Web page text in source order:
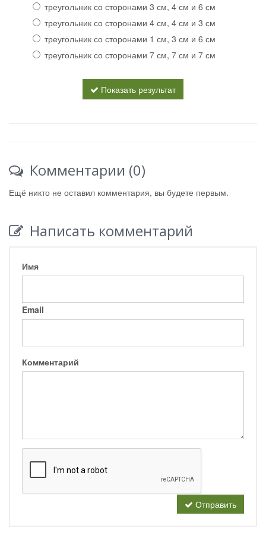
треугольник со сторонами 3 см, 4 см и 6 см
треугольник со сторонами 4 см, 4 см и 3 см
треугольник со сторонами 1 см, 3 см и 6 см
треугольник со сторонами 7 см, 7 см и 7 см
Показать результат
Комментарии (0)
Ещё никто не оставил комментария, вы будете первым.
Написать комментарий
Имя
Email
Комментарий
Отправить